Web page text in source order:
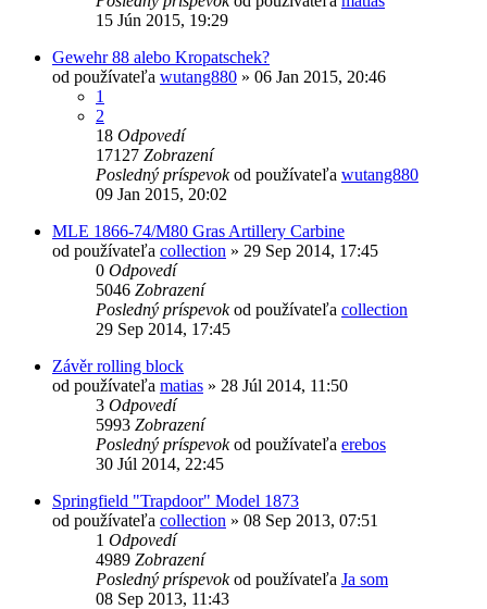
15 Jún 2015, 19:29
Gewehr 88 alebo Kropatschek?
od používateľa wutang880 » 06 Jan 2015, 20:46
1
2
18 Odpovedí
17127 Zobrazení
Posledný príspevokod používateľa wutang880
09 Jan 2015, 20:02
MLE 1866-74/M80 Gras Artillery Carbine
od používateľa collection » 29 Sep 2014, 17:45
0 Odpovedí
5046 Zobrazení
Posledný príspevokod používateľa collection
29 Sep 2014, 17:45
Závěr rolling block
od používateľa matias » 28 Júl 2014, 11:50
3 Odpovedí
5993 Zobrazení
Posledný príspevokod používateľa erebos
30 Júl 2014, 22:45
Springfield "Trapdoor" Model 1873
od používateľa collection » 08 Sep 2013, 07:51
1 Odpovedí
4989 Zobrazení
Posledný príspevokod používateľa Ja som
08 Sep 2013, 11:43